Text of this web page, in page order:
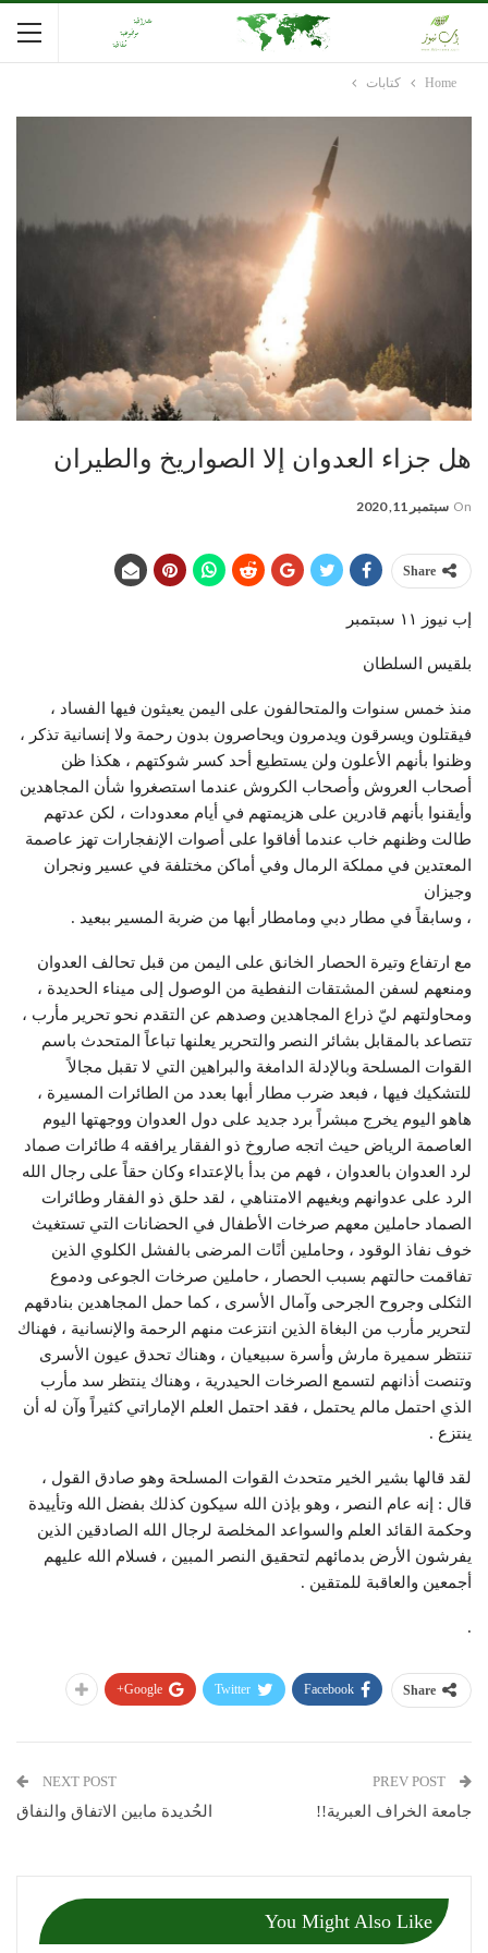
Home كتابات
هل جزاء العدوان إلا الصواريخ والطيران
On سبتمبر 11, 2020
Share
إب نيوز ١١ سبتمبر
بلقيس السلطان
منذ خمس سنوات والمتحالفون على اليمن يعيثون فيها الفساد ،
فيقتلون ويسرقون ويدمرون ويحاصرون بدون رحمة ولا إنسانية تذكر ،
وظنوا بأنهم الأعلون ولن يستطيع أحد كسر شوكتهم ، هكذا ظن
أصحاب العروش وأصحاب الكروش عندما استصغروا شأن المجاهدين
وأيقنوا بأنهم قادرين على هزيمتهم في أيام معدودات ، لكن عدتهم
طالت وظنهم خاب عندما أفاقوا على أصوات الإنفجارات تهز عاصمة
المعتدين في مملكة الرمال وفي أماكن مختلفة في عسير ونجران
وجيزان
، وسابقاً في مطار دبي ومامطار أبها من ضربة المسير ببعيد .
مع ارتفاع وتيرة الحصار الخانق على اليمن من قبل تحالف العدوان
ومنعهم لسفن المشتقات النفطية من الوصول إلى ميناء الحديدة ،
ومحاولتهم ليّ ذراع المجاهدين وصدهم عن التقدم نحو تحرير مأرب ،
تتصاعد بالمقابل بشائر النصر والتحرير يعلنها تباعاً المتحدث باسم
القوات المسلحة وبالإدلة الدامغة والبراهين التي لا تقبل مجالاً
للتشكيك فيها ، فبعد ضرب مطار أبها بعدد من الطائرات المسيرة ،
هاهو اليوم يخرج مبشراً برد جديد على دول العدوان ووجهتها اليوم
العاصمة الرياض حيث اتجه صاروخ ذو الفقار يرافقه 4 طائرات صماد
لرد العدوان بالعدوان ، فهم من بدأ بالإعتداء وكان حقاً على رجال الله
الرد على عدوانهم وبغيهم الامتناهي ، لقد حلق ذو الفقار وطائرات
الصماد حاملين معهم صرخات الأطفال في الحضانات التي تستغيث
خوف نفاذ الوقود ، وحاملين أنًات المرضى بالفشل الكلوي الذين
تفاقمت حالتهم بسبب الحصار ، حاملين صرخات الجوعى ودموع
الثكلى وجروح الجرحى وآمال الأسرى ، كما حمل المجاهدين بنادقهم
لتحرير مأرب من البغاة الذين انتزعت منهم الرحمة والإنسانية ، فهناك
تنتظر سميرة مارش وأسرة سبيعيان ، وهناك تحدق عيون الأسرى
وتنصت أذانهم لتسمع الصرخات الحيدرية ، وهناك ينتظر سد مأرب
الذي احتمل مالم يحتمل ، فقد احتمل العلم الإماراتي كثيراً وآن له أن
ينتزع .
لقد قالها بشير الخير متحدث القوات المسلحة وهو صادق القول ،
قال : إنه عام النصر ، وهو بإذن الله سيكون كذلك بفضل الله وتأييدة
وحكمة القائد العلم والسواعد المخلصة لرجال الله الصادقين الذين
يفرشون الأرض بدمائهم لتحقيق النصر المبين ، فسلام الله عليهم
أجمعين والعاقبة للمتقين .
.
Share
Facebook
Twitter
Google+
جامعة الخراف العبرية!!
NEXT POST
الحُديدة مابين الاتفاق والنفاق
You Might Also Like